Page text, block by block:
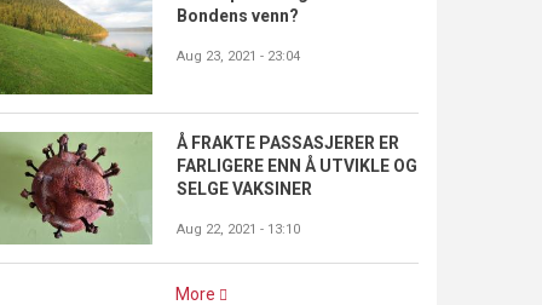
Bondens venn?
Aug 23, 2021 - 23:04
Å FRAKTE PASSASJERER ER
FARLIGERE ENN Å UTVIKLE OG
SELGE VAKSINER
Aug 22, 2021 - 13:10
More